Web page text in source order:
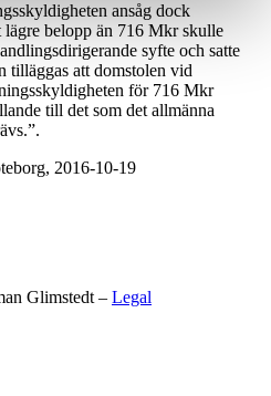
ansåg dock
belopp än 716 Mkr skulle
syfte och satte
tilläggas att domstolen vid
för 716 Mkr
till det som det allmänna
2016-10-19
Glimstedt – Legal